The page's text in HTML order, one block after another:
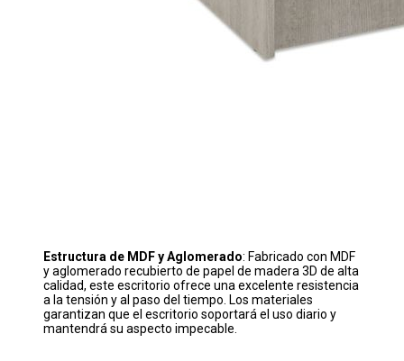
Estructura de MDF y Aglomerado: Fabricado con MDF
y aglomerado recubierto de papel de madera 3D de alta
calidad, este escritorio ofrece una excelente resistencia
a la tensión y al paso del tiempo. Los materiales
garantizan que el escritorio soportará el uso diario y
mantendrá su aspecto impecable.